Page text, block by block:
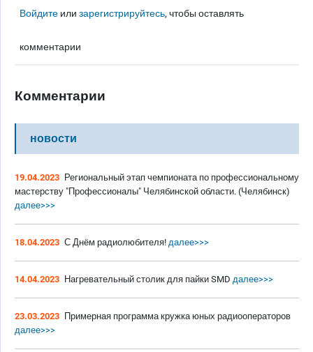
Войдите илизарегистрируйтесь, чтобы оставлять
комментарии
Комментарии
новости
19.04.2023 Региональный этап чемпионата по профессиональному
мастерству "Профессионалы" Челябинской области. (Челябинск)
далее>>>
18.04.2023 С Днём радиолюбителя! далее>>>
14.04.2023 Нагревательный столик для пайки SMD далее>>>
23.03.2023 Примерная программа кружка юных радиооператоров
далее>>>